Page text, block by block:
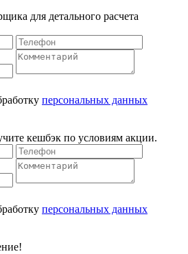
для детального расчета
персональных данных
кешбэк по условиям акции.
персональных данных